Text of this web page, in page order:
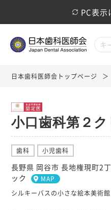
PC表示
日本歯科医師会トップページ
小口歯科第２
歯科 小児歯科
長野県 岡谷市 長地権現町2
ック
MAP
シルキーバスの小さな絵本美術